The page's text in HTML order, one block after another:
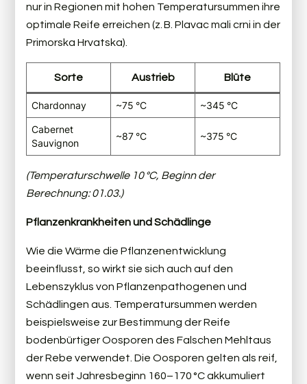
nur in Regionen mit hohen Temperatursummen ihre
optimale Reife erreichen (z. B. Plavac mali crni in der
Primorska Hrvatska).
Sorte Austrieb Blüte
Chardonnay ~75 °C ~345 °C
Cabernet
Sauvignon
~87 °C ~375 °C
(Temperaturschwelle 10 °C, Beginn der
Berechnung: 01.03.)
Pflanzenkrankheiten und Schädlinge
Wie die Wärme die Pflanzenentwicklung
beeinflusst, so wirkt sie sich auch auf den
Lebenszyklus von Pflanzenpathogenen und
Schädlingen aus. Temperatursummen werden
beispielsweise zur Bestimmung der Reife
bodenbürtiger Oosporen des Falschen Mehltaus
der Rebe verwendet. Die Oosporen gelten als reif,
wenn seit Jahresbeginn 160–170 °C akkumuliert